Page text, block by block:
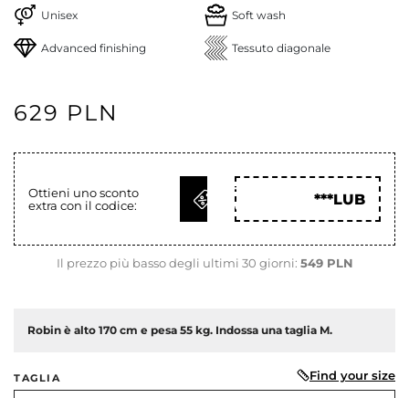
Unisex Soft wash
Advanced finishing Tessuto diagonale
629 PLN
Ottieni uno sconto
extra con il codice:
OTTIENI
COD
***LUB
Il prezzo più basso degli ultimi 30 giorni: 549 PLN
Robin è alto 170 cm e pesa 55 kg. Indossa una taglia M.
TAGLIA Find your size